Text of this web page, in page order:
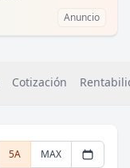
Anuncio
Cotización
5A MAX